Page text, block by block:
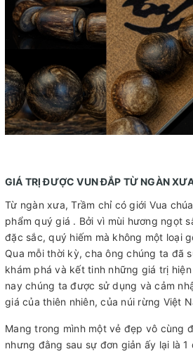
GIÁ TRỊ ĐƯỢC VUN ĐẮP TỪ NGÀN
Từ ngàn xưa, Trầm chỉ có giới Vua
phẩm quý giá . Bởi vì mùi hương ngọt
đặc sắc, quý hiếm mà không một loại
Qua mỗi thời kỳ, cha ông chúng ta đã
khám phá và kết tinh những giá trị
nay chúng ta được sử dụng và cảm
giá của thiên nhiên, của núi rừng Việt
Mang trong mình một vẻ đẹp vô cùng
nhưng đằng sau sự đơn giản ấy lại là